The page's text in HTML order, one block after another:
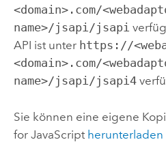
<domain>.com/
name>/jsapi/jsapi
API ist unter https://
<domain>.com/
name>/jsapi/jsapi4
Sie können eine eigene
for JavaScript